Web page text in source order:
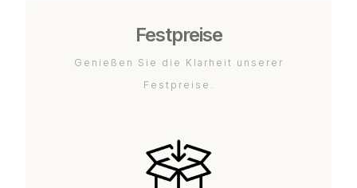
Festpreise
Genießen Sie die Klarheit unserer
Festpreise.